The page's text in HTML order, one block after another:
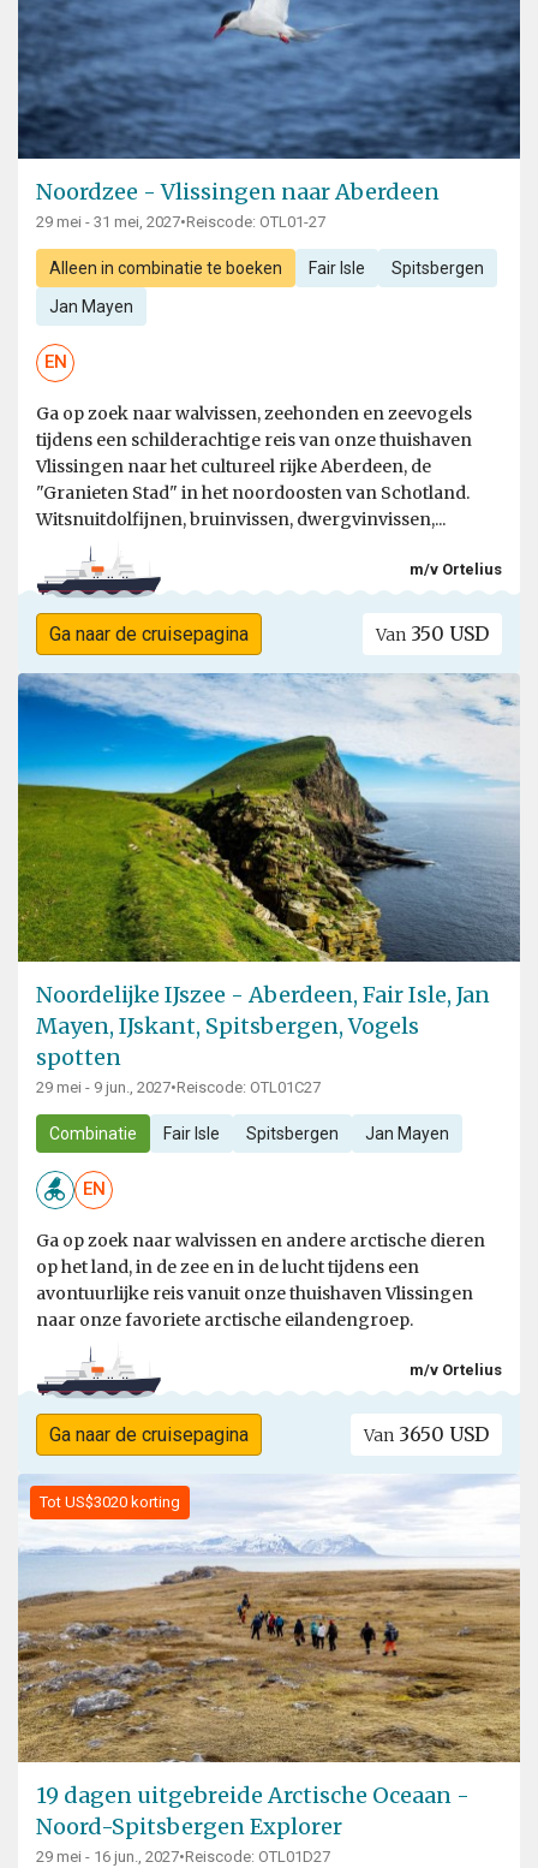
Noordzee - Vlissingen naar Aberdeen
29 mei - 31 mei, 2027•Reiscode: OTL01-27
Alleen in combinatie te boeken Fair Isle Spitsbergen
Jan Mayen
EN
Ga op zoek naar walvissen, zeehonden en zeevogels
tijdens een schilderachtige reis van onze thuishaven
Vlissingen naar het cultureel rijke Aberdeen, de
"Granieten Stad" in het noordoosten van Schotland.
Witsnuitdolfijnen, bruinvissen, dwergvinvissen,...
m/v Ortelius
Ga naar de cruisepagina Van 350 USD
Noordelijke IJszee - Aberdeen, Fair Isle, Jan
Mayen, IJskant, Spitsbergen, Vogels
spotten
29 mei - 9 jun., 2027•Reiscode: OTL01C27
Combinatie Fair Isle Spitsbergen Jan Mayen
EN
Ga op zoek naar walvissen en andere arctische dieren
op het land, in de zee en in de lucht tijdens een
avontuurlijke reis vanuit onze thuishaven Vlissingen
naar onze favoriete arctische eilandengroep.
m/v Ortelius
Ga naar de cruisepagina Van 3650 USD
Tot US$3020 korting
19 dagen uitgebreide Arctische Oceaan -
Noord-Spitsbergen Explorer
29 mei - 16 jun., 2027•Reiscode: OTL01D27